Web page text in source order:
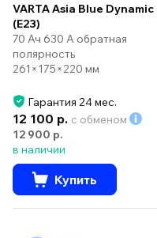
VARTA Asia Blue Dynamic
(E23)
70 Ач 630 А обратная
полярность
261×175×220 мм
Гарантия 24 мес.
12 100 р. с обменом
12 900 р.
в наличии
Купить